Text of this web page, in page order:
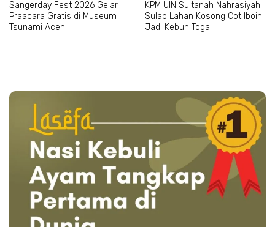
Sangerday Fest 2026 Gelar
Praacara Gratis di Museum
Tsunami Aceh
KPM UIN Sultanah Nahrasiyah
Sulap Lahan Kosong Cot Iboih
Jadi Kebun Toga